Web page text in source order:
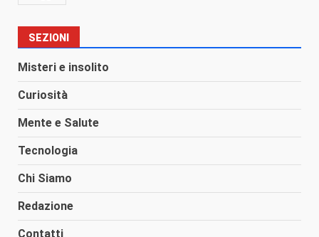
SEZIONI
Misteri e insolito
Curiosità
Mente e Salute
Tecnologia
Chi Siamo
Redazione
Contatti